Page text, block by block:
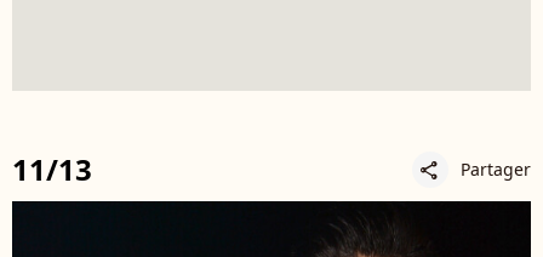
11/13 share Partager